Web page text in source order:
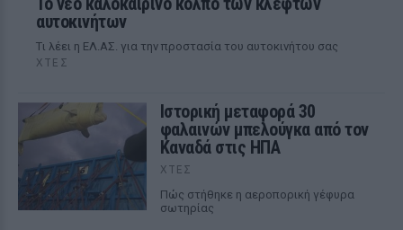
αυτοκινήτων
Tι λέει η ΕΛ.ΑΣ. για την προστασία του αυτοκινήτου σας
ΧΤΕΣ
Ιστορική μεταφορά 30
φαλαινών μπελούγκα από τον
Καναδά στις ΗΠΑ
ΧΤΕΣ
Πώς στήθηκε η αεροπορική γέφυρα
σωτηρίας